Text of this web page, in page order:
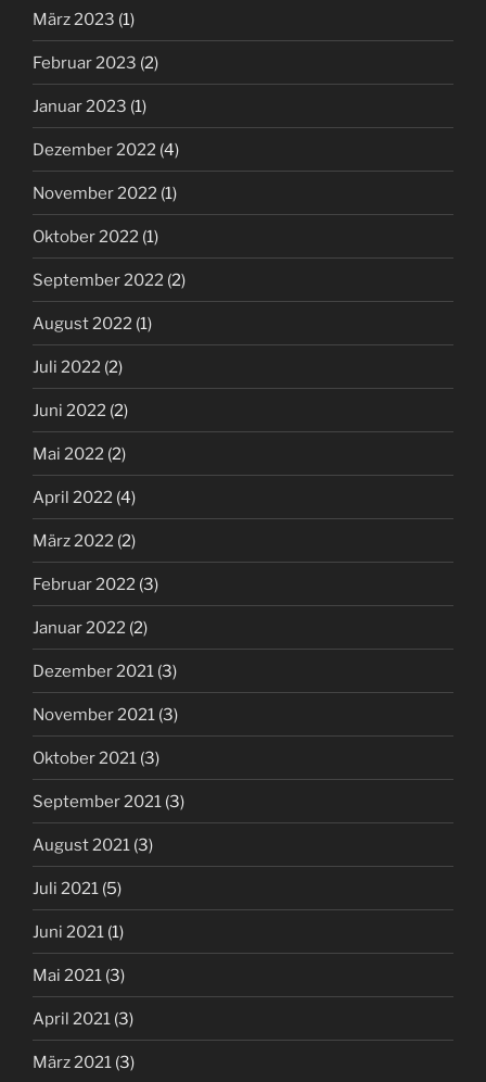
März 2023 (1)
Februar 2023 (2)
Januar 2023 (1)
Dezember 2022 (4)
November 2022 (1)
Oktober 2022 (1)
September 2022 (2)
August 2022 (1)
Juli 2022 (2)
Juni 2022 (2)
Mai 2022 (2)
April 2022 (4)
März 2022 (2)
Februar 2022 (3)
Januar 2022 (2)
Dezember 2021 (3)
November 2021 (3)
Oktober 2021 (3)
September 2021 (3)
August 2021 (3)
Juli 2021 (5)
Juni 2021 (1)
Mai 2021 (3)
April 2021 (3)
März 2021 (3)